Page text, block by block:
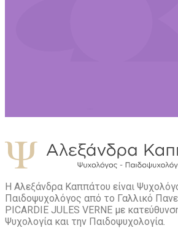
Η Αλεξάνδρα Καππάτου είναι
Παιδοψυχολόγος από το Γαλλικό
PICARDIE JULES VERNE με
Ψυχολογία και την Παιδοψυχολογία.